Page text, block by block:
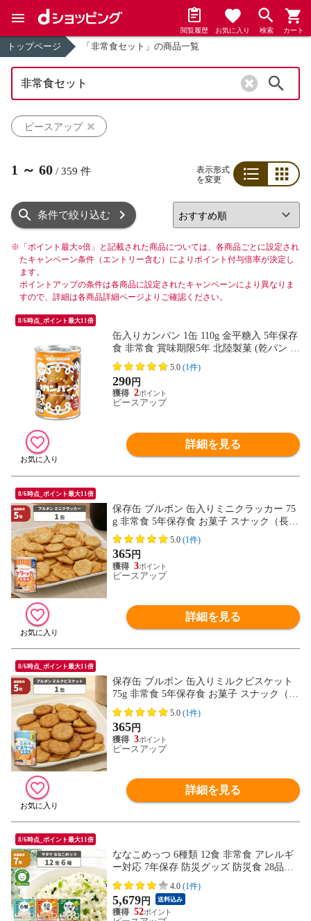
閲覧履歴 お気に入り 検索 カート
トップページ 「非常食セット」の商品一覧
ピースアップ
1 ～ 60 / 359 件
表示形式
を変更
条件で絞り込む
※ 「ポイント最大○倍」と記載された商品については、各商品ごとに設定され
たキャンペーン条件（エントリー含む）によりポイント付与倍率が決定し
ます。
ポイントアップの条件は各商品に設定されたキャンペーンにより異なりま
すので、詳細は各商品詳細ページよりご確認ください。
8/6時点_ポイント最大11倍
缶入りカンパン 1缶 110g 金平糖入 5年保存
食 非常食 賞味期限5年 北陸製菓 (乾パン カ
ンパン 防災グッズ 非常用 備蓄品 備蓄食
長期保存 非常食セット 防災セット 保存食
セット 防災用品 帰宅困難者対策
5.0 (1件)
290円
2
ピースアップ
詳細を見る
8/6時点_ポイント最大11倍
保存缶 ブルボン 缶入りミニクラッカー 75
g 非常食 5年保存食 お菓子 スナック（長期
保存食 非常用 防災食 カンパン 乾パン か
んぱん クッキー 備蓄品 防災グッズ 防災セ
ット 非常食セット 保存食セット 防災用品
地
5.0 (1件)
365円
3
ピースアップ
詳細を見る
8/6時点_ポイント最大11倍
保存缶 ブルボン 缶入りミルクビスケット
75g 非常食 5年保存食 お菓子 スナック（長
期保存食 非常用 防災食 カンパン 乾パン
かんぱん クッキー 備蓄品 防災グッズ 防災
セット 非常食セット 保存食セット 防災用
品
5.0 (1件)
365円
3
ピースアップ
詳細を見る
8/6時点_ポイント最大11倍
ななこめっつ 6種類 12食 非常食 アレルギ
ー対応 7年保存 防災グッズ 防災食 28品目
不使用 ごはん アルファ化米 災害 地震 避
難 備蓄品 キャンプ アウトドア 非常食セッ
ト 保存食セット アソート お試し サタケ
4.0 (1件)
5,679円 送料込み
52